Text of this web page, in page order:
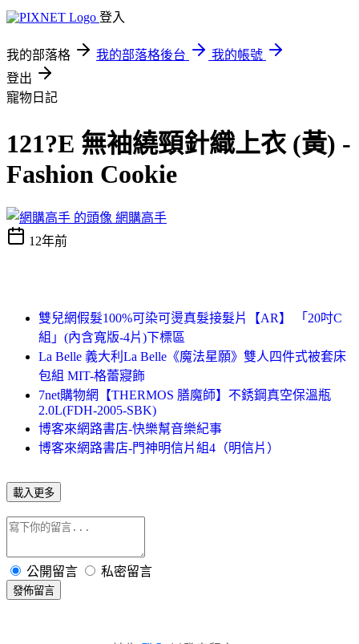
登入
我的部落格 我的部落格後台
我的帳號
登出
寵物日記
121?E 無袖繞頸針織上衣 (黃) -
Fashion Cookie
網購高手
12年前
雙兒網假髮100%可染可燙真髮接髮片【AR】 「20吋C
組」(內含寬版-4片)下標區
La Belle 義大利La Belle《魔法星願》雙人四件式被套床
包組 MIT-格蕾寢飾
7net購物網【THERMOS 膳魔師】不銹鋼真空保溫瓶
2.0L(FDH-2005-SBK)
博客來網路書店-快樂幫音樂紀事
博客來網路書店-門神明信片組4（明信片）
載入更多
公開留言 私密留言
發佈留言